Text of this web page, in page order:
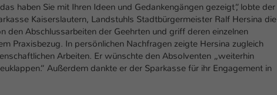
haben Sie mit Ihren Ideen und Gedankengängen gezeigt“, lobte der
Kaiserslautern, Landstuhls Stadtbürgermeister Ralf Hersina die
den Abschlussarbeiten der Geehrten und griff deren einzelnen
Praxisbezug. In persönlichen Nachfragen zeigte Hersina zugleich
Arbeiten. Er wünschte den Absolventen „weiterhin
Außerdem dankte er der Sparkasse für ihr Engagement in
Dieses Cookie ist ein Standard-Session-Cookie
von TYPO3. Es speichert im Fall eines Intranet-
Logins die Session-ID. So kann der eingeloggte
Benutzer wiedererkannt werden und es wird
ihm Zugang zu geschützten Bereichen gewährt.